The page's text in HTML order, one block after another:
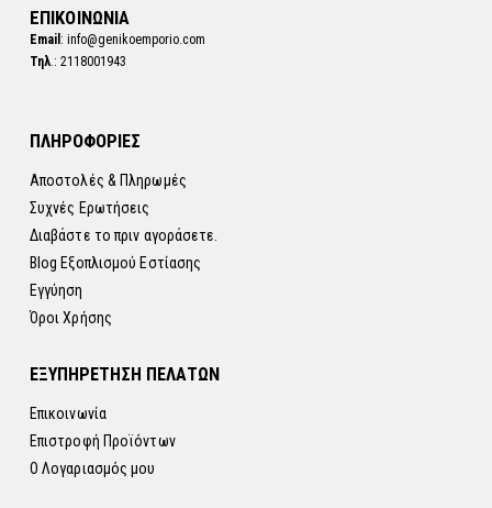
ΕΠΙΚΟΙΝΩΝΙΑ
Email: info@genikoemporio.com
Τηλ .: 2118001943
ΠΛΗΡΟΦΟΡΙΕΣ
Αποστολές & Πληρωμές
Συχνές Ερωτήσεις
Διαβάστε το πριν αγοράσετε.
Blog Εξοπλισμού Εστίασης
Εγγύηση
Όροι Χρήσης
ΕΞΥΠΗΡΕΤΗΣΗ ΠΕΛΑΤΩΝ
Επικοινωνία
Επιστροφή Προϊόντων
Ο Λογαριασμός μου